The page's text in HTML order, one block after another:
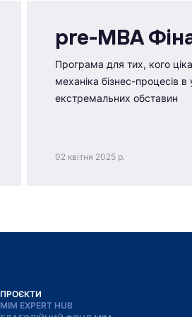
pre-MBA
Програма для тих, кого
механіка бізнес-процесів
екстремальних обставин
02 квітня 2025 р.
ПРОЄКТИ
МІМ EXPERT HUB